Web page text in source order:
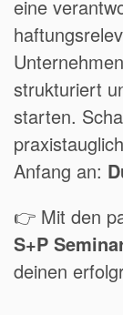
eine
strukturiert
starten.
Anfang an:
👉 Mit den
S+P
deinen